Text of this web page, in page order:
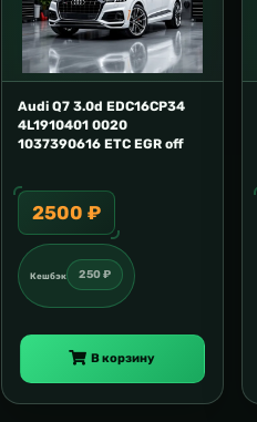
Audi Q7 3.0d EDC16CP34
4L1910401 0020
1037390616 ETC EGR off
2500 ₽
Кешбэк 250 ₽
В корзину